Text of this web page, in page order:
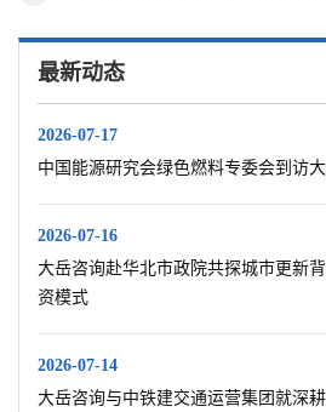
最新动态
2026-07-17
中国能源研究会绿色燃料专委会到访
2026-07-16
大岳咨询赴华北市政院共探城市更新
资模式
2026-07-14
大岳咨询与中铁建交通运营集团就深